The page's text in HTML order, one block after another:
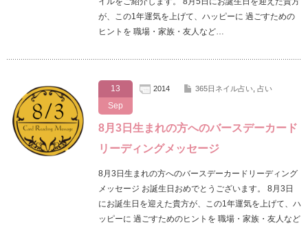
が、この1年運気を上げて、ハッピーに 過ごすための
ヒントを 職場・家族・友人など…
13
Sep
2014 365日ネイル占い, 占い
8月3日生まれの方へのバースデーカード
リーディングメッセージ
8月3日生まれの方へのバースデーカードリーディング
メッセージ お誕生日おめでとうございます。 8月3日
にお誕生日を迎えた貴方が、この1年運気を上げて、ハ
ッピーに 過ごすためのヒントを 職場・家族・友人など